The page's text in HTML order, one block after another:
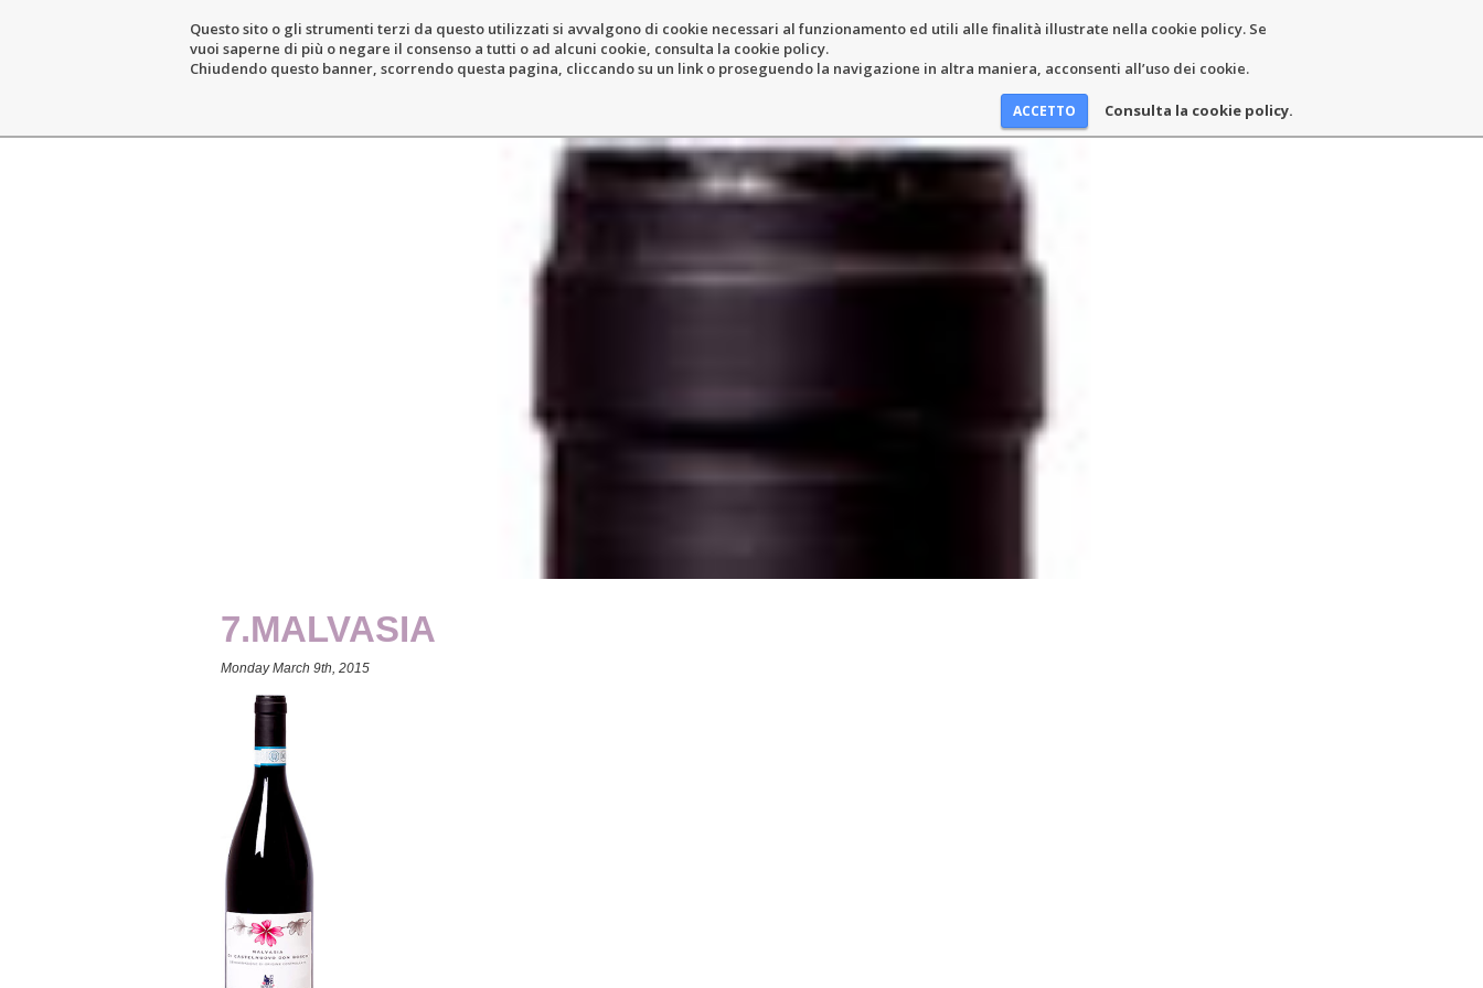
Questo sito o gli strumenti terzi da questo utilizzati si avvalgono di cookie necessari al funzionamento ed utili alle finalità illustrate nella cookie policy. Se
vuoi saperne di più o negare il consenso a tutti o ad alcuni cookie, consulta la cookie policy.
Chiudendo questo banner, scorrendo questa pagina, cliccando su un link o proseguendo la navigazione in altra maniera, acconsenti all’uso dei cookie.
Consulta la cookie policy.
THE ESTATE WINERY RESORT
7.MALVASIA
Monday March 9th, 2015